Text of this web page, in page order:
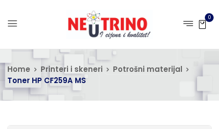
0
Home Printeri i skeneri
Potrošni materijal
Toner HP CF259A MS